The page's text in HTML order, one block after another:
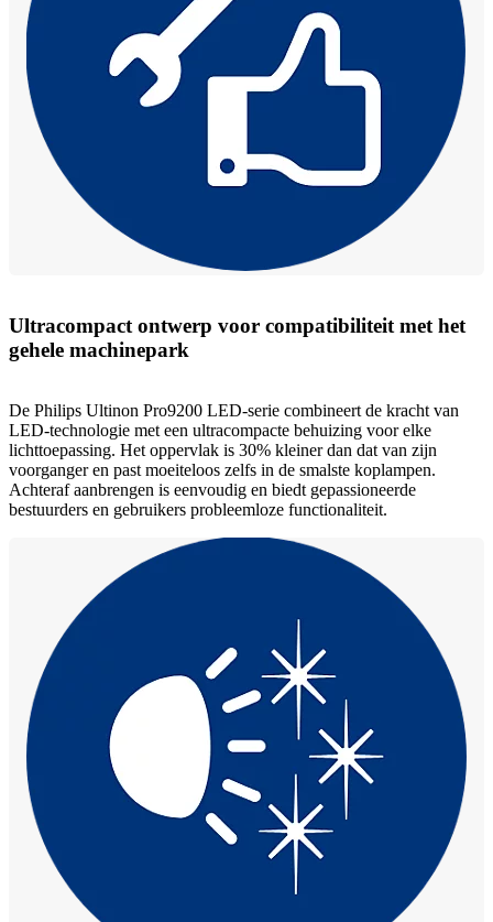
Ultracompact ontwerp voor compatibiliteit met het
gehele machinepark
De Philips Ultinon Pro9200 LED-serie combineert de kracht van
LED-technologie met een ultracompacte behuizing voor elke
lichttoepassing. Het oppervlak is 30% kleiner dan dat van zijn
voorganger en past moeiteloos zelfs in de smalste koplampen.
Achteraf aanbrengen is eenvoudig en biedt gepassioneerde
bestuurders en gebruikers probleemloze functionaliteit.